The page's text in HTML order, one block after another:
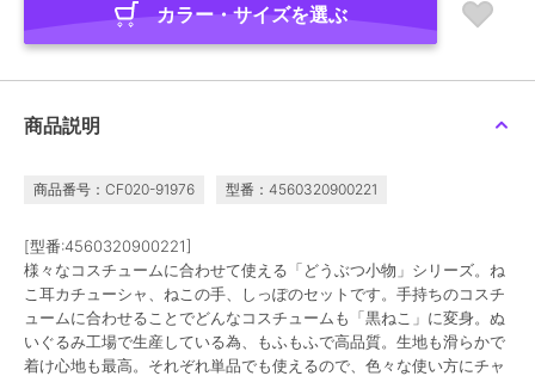
カラー・サイズを選ぶ
商品説明
商品番号：CF020-91976 型番：4560320900221
[型番:4560320900221]
様々なコスチュームに合わせて使える「どうぶつ小物」シリーズ。ね
こ耳カチューシャ、ねこの手、しっぽのセットです。手持ちのコスチ
ュームに合わせることでどんなコスチュームも「黒ねこ」に変身。ぬ
いぐるみ工場で生産している為、もふもふで高品質。生地も滑らかで
着け心地も最高。それぞれ単品でも使えるので、色々な使い方にチャ